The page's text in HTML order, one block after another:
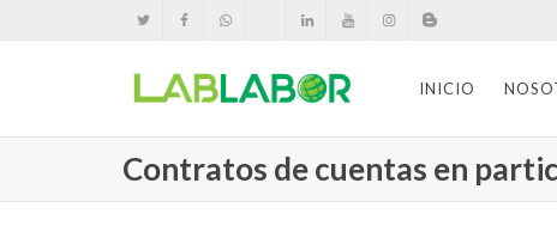
INICIO
Contratos de cuentas en